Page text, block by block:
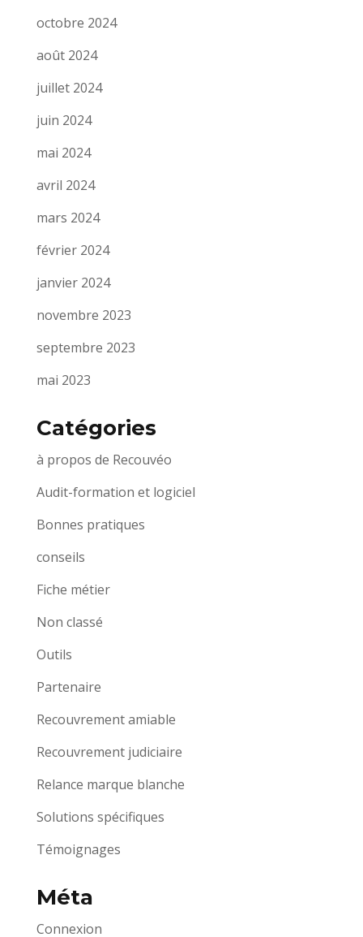
octobre 2024
août 2024
juillet 2024
juin 2024
mai 2024
avril 2024
mars 2024
février 2024
janvier 2024
novembre 2023
septembre 2023
mai 2023
Catégories
à propos de Recouvéo
Audit-formation et logiciel
Bonnes pratiques
conseils
Fiche métier
Non classé
Outils
Partenaire
Recouvrement amiable
Recouvrement judiciaire
Relance marque blanche
Solutions spécifiques
Témoignages
Méta
Connexion